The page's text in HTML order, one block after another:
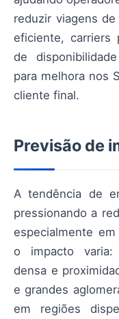
reduzir viagens
eficiente, carriers
de
para melhora nos
cliente final.
Previsão de
A tendência de
pressionando a
especialmente
o impacto varia:
densa e
e grandes
em regiões